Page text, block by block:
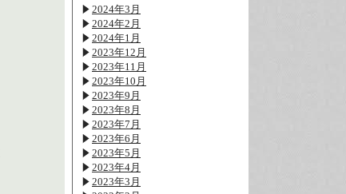
2024年3月
2024年2月
2024年1月
2023年12月
2023年11月
2023年10月
2023年9月
2023年8月
2023年7月
2023年6月
2023年5月
2023年4月
2023年3月